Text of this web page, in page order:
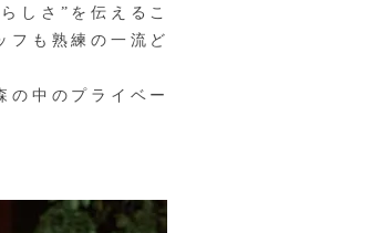
しさ”を伝えるこ
フも熟練の一流ど
中のプライベー